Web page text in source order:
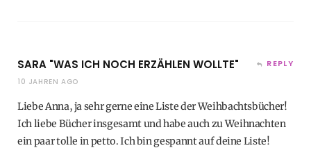
SARA "WAS ICH NOCH ERZÄHLEN WOLLTE"
10 JAHREN AGO
REPLY
Liebe Anna, ja sehr gerne eine Liste der Weihbachtsbücher!
Ich liebe Bücher insgesamt und habe auch zu Weihnachten
ein paar tolle in petto. Ich bin gespannt auf deine Liste!